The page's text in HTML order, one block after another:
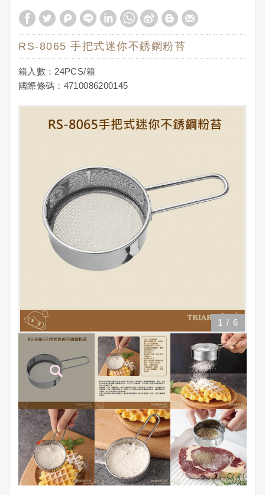
RS-8065 手把式迷你不銹鋼粉苔
箱入數：24PCS/箱
國際條碼：4710086200145
1 / 6